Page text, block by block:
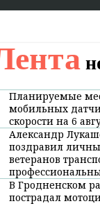
Планируемые
мобильных
скорости на 6
Александр
поздравил
ветеранов
В Гродненском
пострадал